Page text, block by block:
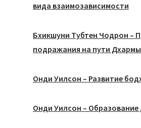
вида взаимозависимости
Бхикшуни Тубтен Чодрон –
подражания на пути Дхармы
Онди Уилсон – Развитие
Онди Уилсон – Образование